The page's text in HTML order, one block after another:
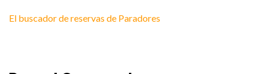
El buscador de reservas de Paradores